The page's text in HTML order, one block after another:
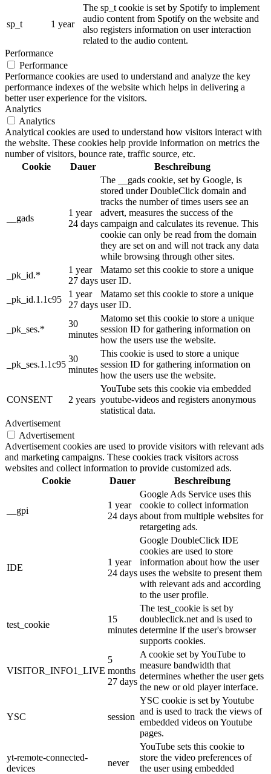
sp_t 1 year
The sp_t cookie is set by Spotify to implement
audio content from Spotify on the website and
also registers information on user interaction
related to the audio content.
Performance
Performance
Performance cookies are used to understand and analyze the key
performance indexes of the website which helps in delivering a
better user experience for the visitors.
Analytics
Analytics
Analytical cookies are used to understand how visitors interact with
the website. These cookies help provide information on metrics the
number of visitors, bounce rate, traffic source, etc.
Cookie
Dauer Beschreibung
__gads
1 year
24 days
The __gads cookie, set by Google, is
stored under DoubleClick domain and
tracks the number of times users see an
advert, measures the success of the
campaign and calculates its revenue. This
cookie can only be read from the domain
they are set on and will not track any data
while browsing through other sites.
_pk_id.*
1 year
27 days
Matamo set this cookie to store a unique
user ID.
_pk_id.1.1c95
1 year
27 days
Matamo set this cookie to store a unique
user ID.
_pk_ses.*
30
minutes
Matomo set this cookie to store a unique
session ID for gathering information on
how the users use the website.
_pk_ses.1.1c95
30
minutes
This cookie is used to store a unique
session ID for gathering information on
how the users use the website.
CONSENT 2 years
YouTube sets this cookie via embedded
youtube-videos and registers anonymous
statistical data.
Advertisement
Advertisement
Advertisement cookies are used to provide visitors with relevant ads
and marketing campaigns. These cookies track visitors across
websites and collect information to provide customized ads.
Cookie
Dauer Beschreibung
__gpi
1 year
24 days
Google Ads Service uses this
cookie to collect information
about from multiple websites for
retargeting ads.
IDE
1 year
24 days
Google DoubleClick IDE
cookies are used to store
information about how the user
uses the website to present them
with relevant ads and according
to the user profile.
test_cookie
15
minutes
The test_cookie is set by
doubleclick.net and is used to
determine if the user's browser
supports cookies.
VISITOR_INFO1_LIVE
5
months
27 days
A cookie set by YouTube to
measure bandwidth that
determines whether the user gets
the new or old player interface.
YSC session
YSC cookie is set by Youtube
and is used to track the views of
embedded videos on Youtube
pages.
yt-remote-connected-
devices
never
YouTube sets this cookie to
store the video preferences of
the user using embedded